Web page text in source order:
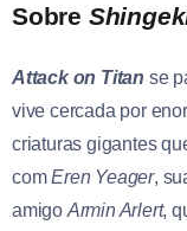
Sobre
Attack on Titan se
vive cercada por
criaturas gigantes
comEren Yeager,
amigo Armin Arlert,